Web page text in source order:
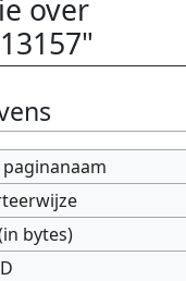
over
bytes)